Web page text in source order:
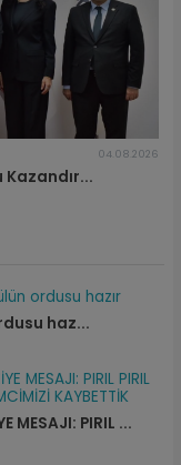
04.08.2026
Kazandır...
haz...
MESAJI: PIRIL ...